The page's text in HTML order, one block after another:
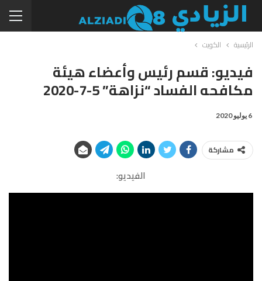
الرئيسية الكويت
فيديو: قسم رئيس وأعضاء هيئة
مكافحه الفساد “نزاهة” 5-7-2020
6 يوليو 2020
مشاركة
الفيديو: